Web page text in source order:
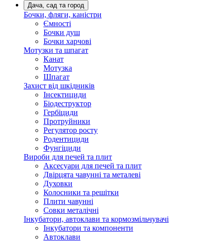
Дача, сад та город
Бочки, фляги, каністри
Ємності
Бочки душ
Бочки харчові
Мотузки та шпагат
Канат
Мотузка
Шпагат
Захист від шкідників
Інсектициди
Біодеструктор
Гербіциди
Протруйники
Регулятор росту
Родентициди
Фунгіциди
Вироби для печей та плит
Аксесуари для печей та плит
Двірцята чавунні та металеві
Духовки
Колосники та решітки
Плити чавунні
Совки металічні
Інкубатори, автоклави та кормозмільчувачі
Інкубатори та компоненти
Автоклави